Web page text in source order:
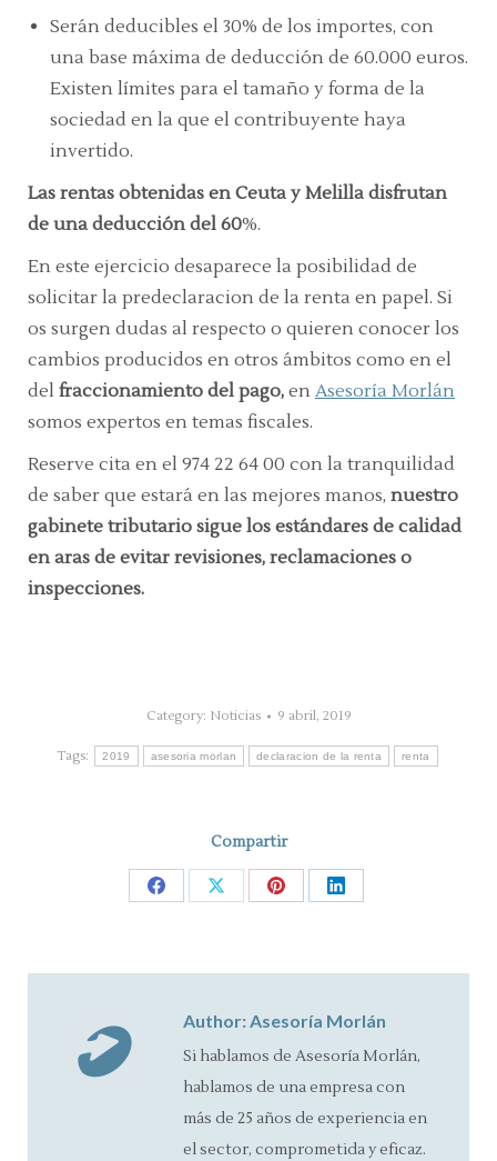
Serán deducibles el 30% de los importes, con
una base máxima de deducción de 60.000 euros.
Existen límites para el tamaño y forma de la
sociedad en la que el contribuyente haya
invertido.
Las rentas obtenidas en Ceuta y Melilla disfrutan
de una deducción del 60%.
En este ejercicio desaparece la posibilidad de
solicitar la predeclaracion de la renta en papel. Si
os surgen dudas al respecto o quieren conocer los
cambios producidos en otros ámbitos como en el
del fraccionamiento del pago, en Asesoría Morlán
somos expertos en temas fiscales.
Reserve cita en el 974 22 64 00 con la tranquilidad
de saber que estará en las mejores manos, nuestro
gabinete tributario sigue los estándares de calidad
en aras de evitar revisiones, reclamaciones o
inspecciones.
Category: Noticias 9 abril, 2019
Tags: 2019 asesoria morlan declaracion de la renta renta
Compartir
Share Share Share Share
Author: Asesoría Morlán
Si hablamos de Asesoría Morlán,
hablamos de una empresa con
más de 25 años de experiencia en
el sector, comprometida y eficaz.